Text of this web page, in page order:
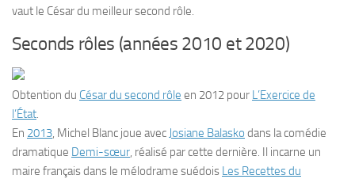
vaut le César du meilleur second rôle.
Seconds rôles (années 2010 et 2020)
Obtention du César du second rôle en 2012 pour L’Exercice de
l’État.
En 2013, Michel Blanc joue avec Josiane Balasko dans la comédie
dramatique Demi-sœur, réalisé par cette dernière. Il incarne un
maire français dans le mélodrame suédois Les Recettes du